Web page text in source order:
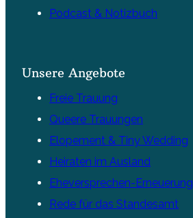
Podcast & Notizbuch
Unsere Angebote
Freie Trauung
Queere Trauungen
Elopement & Tiny Wedding
Heiraten im Ausland
Eheversprechen-Erneuerung
Rede für das Standesamt